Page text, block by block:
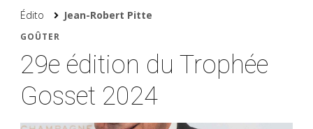
Édito Jean-Robert Pitte
GOÛTER
29e édition du Trophée
Gosset 2024